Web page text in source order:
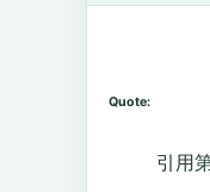
Quote:
引用